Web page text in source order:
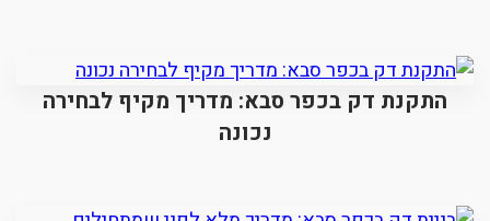
התקנת דק בכפר סבא: מדריך מקיף לבחירה
נכונה